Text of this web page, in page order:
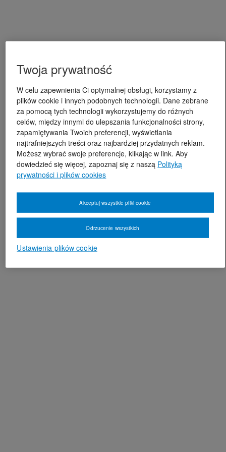
Twoja prywatność
W celu zapewnienia Ci optymalnej obsługi, korzystamy z
plików cookie i innych podobnych technologii. Dane zebrane
za pomocą tych technologii wykorzystujemy do różnych
celów, między innymi do ulepszania funkcjonalności strony,
zapamiętywania Twoich preferencji, wyświetlania
najtrafniejszych treści oraz najbardziej przydatnych reklam.
Możesz wybrać swoje preferencje, klikając w link. Aby
dowiedzieć się więcej, zapoznaj się z naszą Polityką
prywatności i plików cookies
Ustawienia plików cookie
Odrzucenie wszystkich
Akceptuj wszystkie pliki cookie